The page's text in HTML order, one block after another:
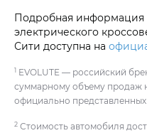
Подробная информация
электрического
Сити доступна на
1 EVOLUTE — российский
суммарному объему продаж
официально
2 Стоимость автомобиля